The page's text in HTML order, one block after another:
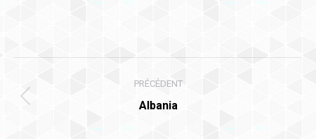
article
PRÉCÉDENT
Article
Albania